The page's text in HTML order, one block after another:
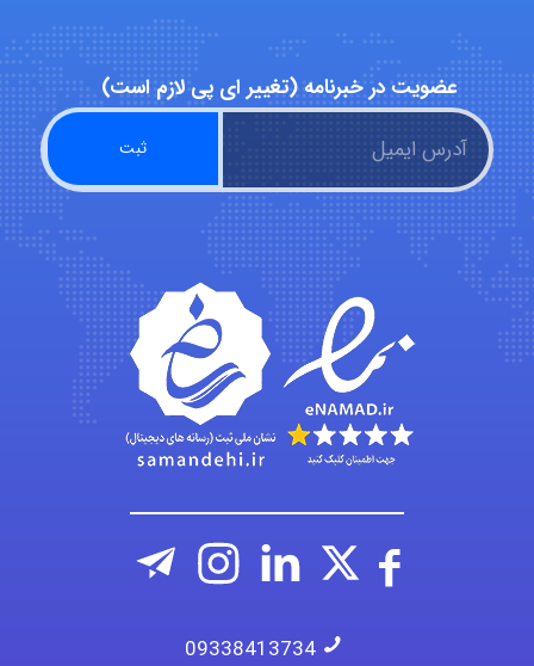
A.balandeh
fatima
Jafar Tym
aghajari vahid
عضویت در خبرنامه (تغییر ای پی لازم است)
09338413734